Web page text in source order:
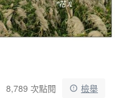
8,789 次點閱 檢舉